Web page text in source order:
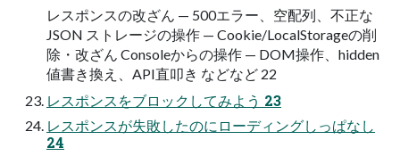
レスポンスの改ざん — 500エラー、空配列、不正な
JSON ストレージの操作 — Cookie/LocalStorageの削
除・改ざん Consoleからの操作 — DOM操作、hidden
値書き換え、API直叩き などなど 22
レスポンスをブロックしてみよう 23
レスポンスが失敗したのにローディングしっぱなし
24